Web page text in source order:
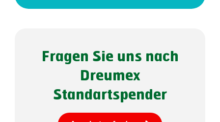
Fragen Sie uns nach
Dreumex
Standartspender